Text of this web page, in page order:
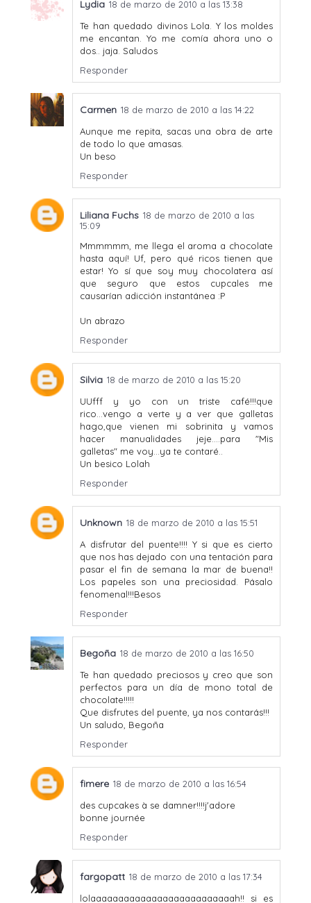
Lydia 18 de marzo de 2010 a las 13:38
Te han quedado divinos Lola. Y los moldes
me encantan. Yo me comía ahora uno o
dos.. jaja. Saludos
Responder
Carmen 18 de marzo de 2010 a las 14:22
Aunque me repita, sacas una obra de arte
de todo lo que amasas.
Un beso
Responder
Liliana Fuchs 18 de marzo de 2010 a las
15:09
Mmmmmm, me llega el aroma a chocolate
hasta aquí! Uf, pero qué ricos tienen que
estar! Yo sí que soy muy chocolatera así
que seguro que estos cupcales me
causarían adicción instantánea :P
Un abrazo
Responder
Silvia 18 de marzo de 2010 a las 15:20
UUfff y yo con un triste café!!!que
rico...vengo a verte y a ver que galletas
hago,que vienen mi sobrinita y vamos
hacer manualidades jeje....para "Mis
galletas" me voy...ya te contaré..
Un besico Lolah
Responder
Unknown 18 de marzo de 2010 a las 15:51
A disfrutar del puente!!!! Y si que es cierto
que nos has dejado con una tentación para
pasar el fin de semana la mar de buena!!
Los papeles son una preciosidad. Pásalo
fenomenal!!!Besos
Responder
Begoña 18 de marzo de 2010 a las 16:50
Te han quedado preciosos y creo que son
perfectos para un día de mono total de
chocolate!!!!!
Que disfrutes del puente, ya nos contarás!!!
Un saludo, Begoña
Responder
fimere 18 de marzo de 2010 a las 16:54
des cupcakes à se damner!!!!j'adore
bonne journée
Responder
fargopatt 18 de marzo de 2010 a las 17:34
lolaaaaaaaaaaaaaaaaaaaaaaaaaah!! si es